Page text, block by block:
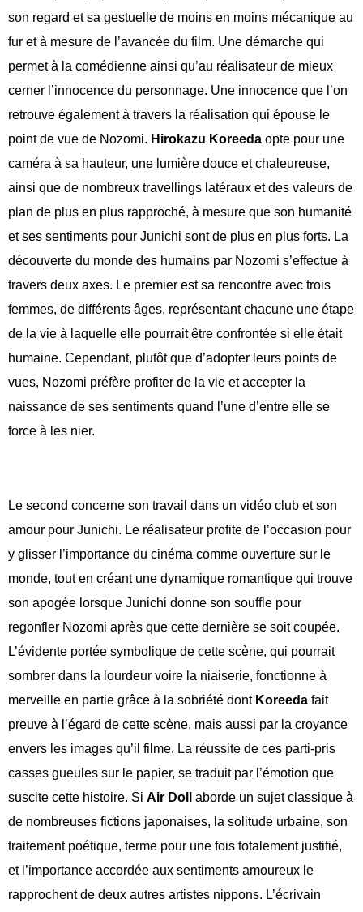
son regard et sa gestuelle de moins en moins mécanique au
fur et à mesure de l’avancée du film. Une démarche qui
permet à la comédienne ainsi qu’au réalisateur de mieux
cerner l’innocence du personnage. Une innocence que l’on
retrouve également à travers la réalisation qui épouse le
point de vue de Nozomi. Hirokazu Koreeda opte pour une
caméra à sa hauteur, une lumière douce et chaleureuse,
ainsi que de nombreux travellings latéraux et des valeurs de
plan de plus en plus rapproché, à mesure que son humanité
et ses sentiments pour Junichi sont de plus en plus forts. La
découverte du monde des humains par Nozomi s’effectue à
travers deux axes. Le premier est sa rencontre avec trois
femmes, de différents âges, représentant chacune une étape
de la vie à laquelle elle pourrait être confrontée si elle était
humaine. Cependant, plutôt que d’adopter leurs points de
vues, Nozomi préfère profiter de la vie et accepter la
naissance de ses sentiments quand l’une d’entre elle se
force à les nier.
Le second concerne son travail dans un vidéo club et son
amour pour Junichi. Le réalisateur profite de l’occasion pour
y glisser l’importance du cinéma comme ouverture sur le
monde, tout en créant une dynamique romantique qui trouve
son apogée lorsque Junichi donne son souffle pour
regonfler Nozomi après que cette dernière se soit coupée.
L’évidente portée symbolique de cette scène, qui pourrait
sombrer dans la lourdeur voire la niaiserie, fonctionne à
merveille en partie grâce à la sobriété dont Koreeda fait
preuve à l’égard de cette scène, mais aussi par la croyance
envers les images qu’il filme. La réussite de ces parti-pris
casses gueules sur le papier, se traduit par l’émotion que
suscite cette histoire. Si Air Doll
aborde un sujet classique à
de nombreuses fictions japonaises, la solitude urbaine, son
traitement poétique, terme pour une fois totalement justifié,
et l’importance accordée aux sentiments amoureux le
rapprochent de deux autres artistes nippons. L’écrivain